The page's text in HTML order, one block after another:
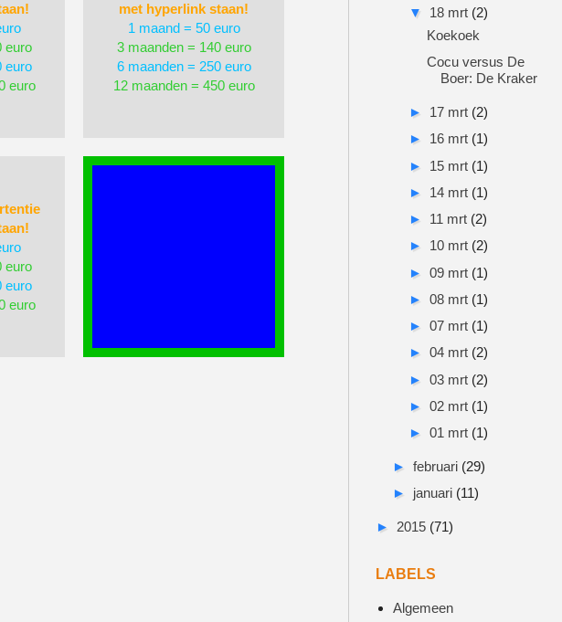
euro
euro
euro
met hyperlink staan!
1 maand = 50 euro
3 maanden = 140 euro
6 maanden = 250 euro
12 maanden = 450 euro
euro
euro
euro
▼ 18 mrt (2)
Koekoek
Cocu versus De
Boer: De Kraker
► 17 mrt (2)
► 16 mrt (1)
► 15 mrt (1)
► 14 mrt (1)
► 11 mrt (2)
► 10 mrt (2)
► 09 mrt (1)
► 08 mrt (1)
► 07 mrt (1)
► 04 mrt (2)
► 03 mrt (2)
► 02 mrt (1)
► 01 mrt (1)
► februari (29)
► januari (11)
► 2015 (71)
LABELS
Algemeen